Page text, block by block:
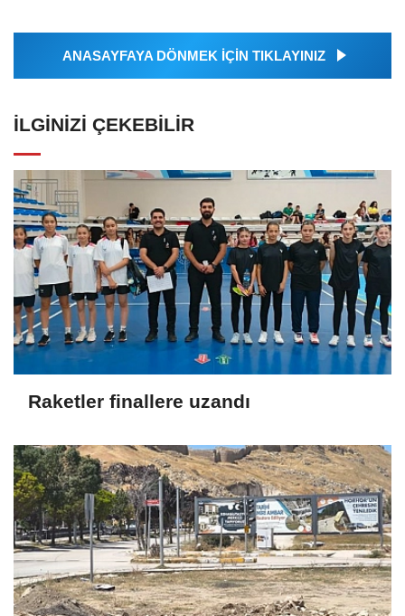
ANASAYFAYA DÖNMEK İÇİN TIKLAYINIZ
İLGINIZI ÇEKEBILIR
Raketler finallere uzandı